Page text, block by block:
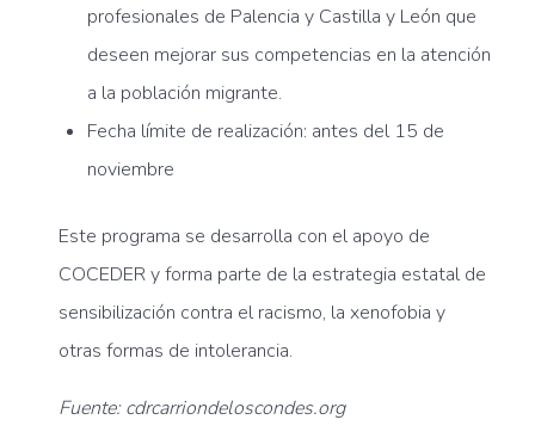
profesionales de Palencia y Castilla y León que
deseen mejorar sus competencias en la atención
a la población migrante.
Fecha límite de realización: antes del 15 de
noviembre
Este programa se desarrolla con el apoyo de
COCEDER y forma parte de la estrategia estatal de
sensibilización contra el racismo, la xenofobia y
otras formas de intolerancia.
Fuente: cdrcarriondeloscondes.org